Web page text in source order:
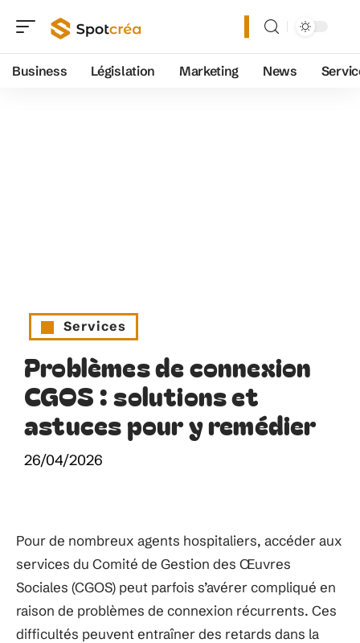
Business Législation Marketing News
Services
Problèmes de connexion
CGOS : solutions et
astuces pour y remédier
26/04/2026
Pour de nombreux agents hospitaliers, accéder aux
services du Comité de Gestion des Œuvres
Sociales (CGOS) peut parfois s’avérer compliqué en
raison de problèmes de connexion récurrents. Ces
difficultés peuvent entraîner des retards dans la